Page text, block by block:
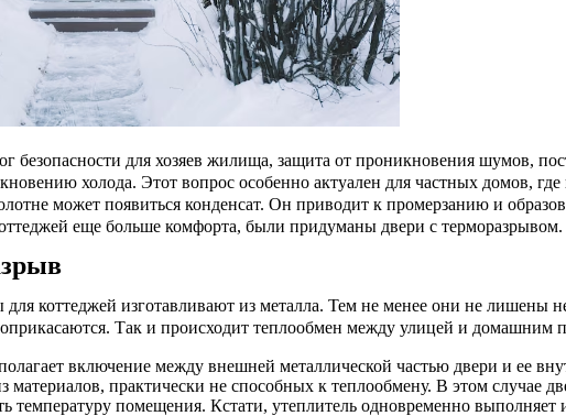
безопасности для хозяев жилища, защита от проникновения шумов,
холода. Этот вопрос особенно актуален для частных домов,
может появиться конденсат. Он приводит к промерзанию и
еще больше комфорта, были придуманы двери с терморазрывом.
коттеджей изготавливают из металла. Тем не менее они не лишены
Так и происходит теплообмен между улицей и домашним
включение между внешней металлической частью двери и ее
материалов, практически не способных к теплообмену. В этом случае
температуру помещения. Кстати, утеплитель одновременно